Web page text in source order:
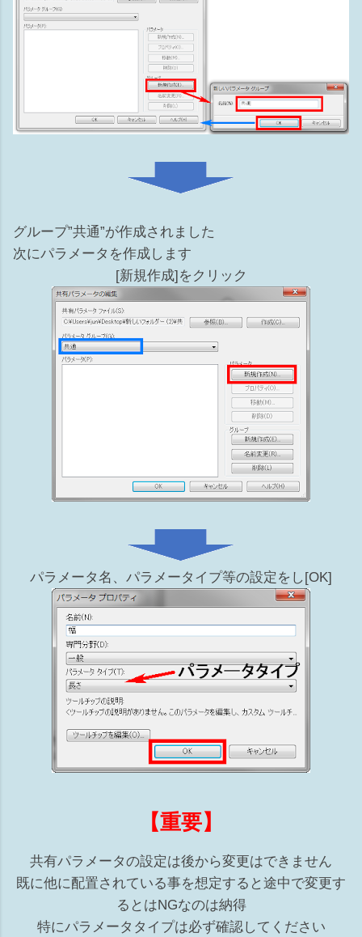
グループ”共通”が作成されました
次にパラメータを作成します
[新規作成]をクリック
パラメータ名、パラメータイプ等の設定をし[OK]
【重要】
共有パラメータの設定は後から変更はできません
既に他に配置されている事を想定すると途中で変更す
るとはNGなのは納得
特にパラメータタイプは必ず確認してください